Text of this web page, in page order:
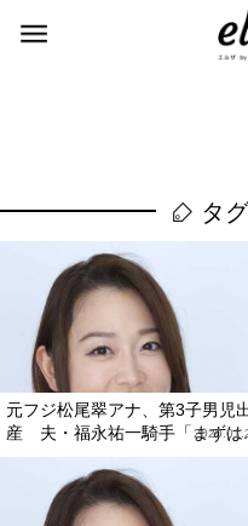
タ
元フジ松尾翠アナ、第3子男児
産 夫・福永祐一騎手「まずは